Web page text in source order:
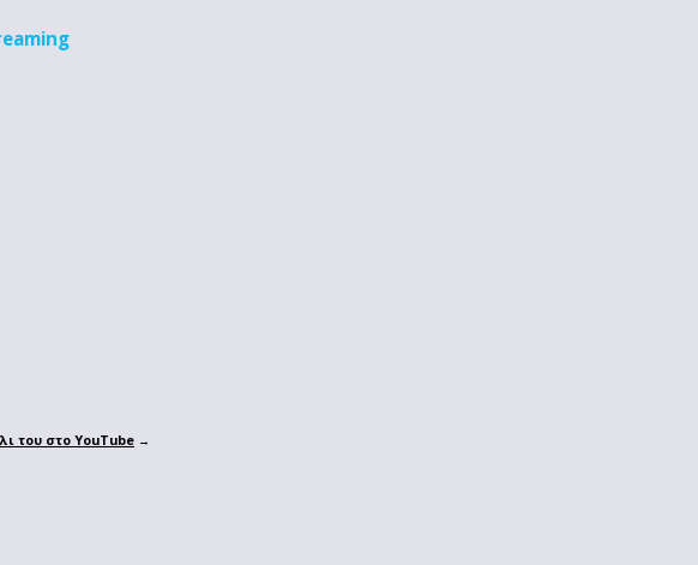
του στο YouTube →